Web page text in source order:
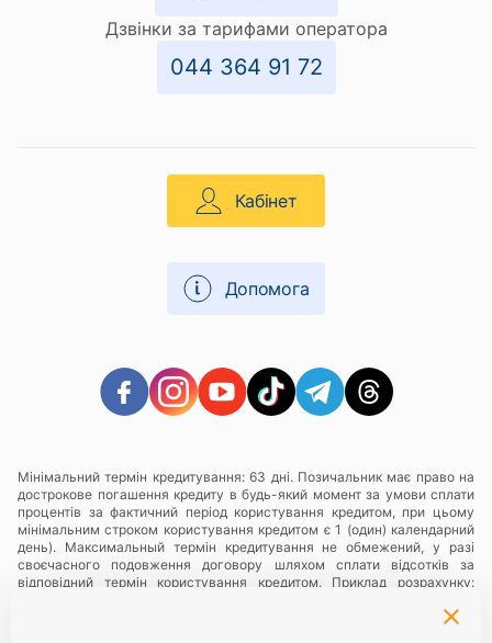
Дзвінки за тарифами оператора
044 364 91 72
Кабінет
Допомога
Мінімальний термін кредитування: 63 дні. Позичальник має право на
дострокове погашення кредиту в будь-який момент за умови сплати
процентів за фактичний період користування кредитом, при цьому
мінімальним строком користування кредитом є 1 (один) календарний
день). Максимальный термін кредитування не обмежений, у разі
своєчасного подовження договору шляхом сплати відсотків за
відповідний термін користування кредитом. Приклад розрахунку:
1,3% в день, приклад розрахунку: при сумі кредиту 1000 грн., плата за